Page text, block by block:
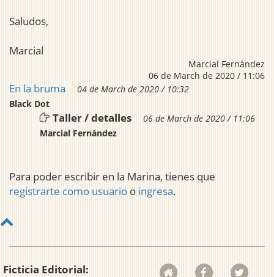
Saludos,
Marcial
Marcial Fernández
06 de March de 2020 / 11:06
En la bruma
04 de March de 2020 / 10:32
Black Dot
Taller / detalles
06 de March de 2020 / 11:06
Marcial Fernández
Para poder escribir en la Marina, tienes que
registrarte como usuario o ingresa.
Ficticia Editorial: